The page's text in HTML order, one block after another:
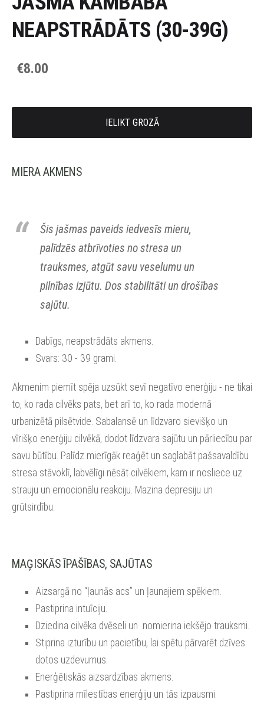
NEAPSTRĀDĀTS (30-39G)
€8.00
IELIKT GROZĀ
MIERA AKMENS
Šis jašmas paveids iedvesīs mieru,
palīdzēs atbrīvoties no stresa un
trauksmes, atgūt savu veselumu un
pilnības izjūtu. Dos stabilitāti un drošības
sajūtu.
Dabīgs, neapstrādāts akmens.
Svars: 30 - 39 grami.
Akmenim piemīt spēja uzsūkt sevī negatīvo enerģiju - ne tikai
to, ko rada cilvēks pats, bet arī to, ko rada modernā
urbanizētā pilsētvide. Sabalansē un līdzvaro sievišķo un
vīrišķo enerģiju cilvēkā, dodot līdzvara sajūtu un pārliecību par
savu būtību. Palīdz mierīgāk reaģēt un saglabāt pašsavaldību
stresa stāvoklī, labvēlīgi nēsāt cilvēkiem, kam ir nosliece uz
strauju un emocionālu reakciju. Mazina depresiju un
grūtsirdību.
MAĢISKĀS ĪPAŠĪBAS, SAJŪTAS
Aizsargā no “ļaunās acs” un ļaunajiem spēkiem.
Pastiprina intuīciju.
Dziedina cilvēka dvēseli un nomierina iekšējo trauksmi.
Stiprina izturību un pacietību, lai spētu pārvarēt dzīves
dotos uzdevumus.
Enerģētiskās aizsardzības akmens.
Pastiprina mīlestības enerģiju un tās izpausmi.